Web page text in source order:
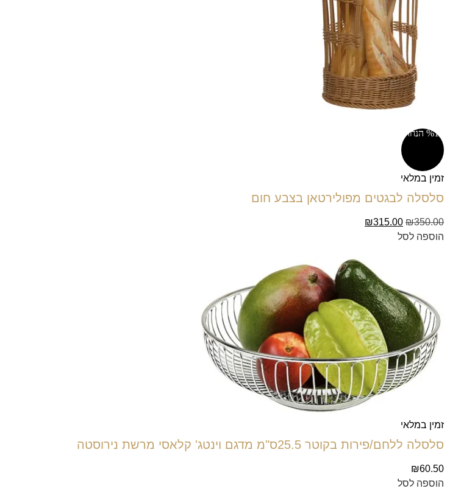
%10 הנחה!
זמין במלאי
סלסלה לבגטים מפולירטאן בצבע חום
₪350.00
₪315.00
הוספה לסל
זמין במלאי
סלסלה ללחם/פירות בקוטר 25.5ס"מ מדגם וינטג' קלאסי מרשת נירוסטה
₪60.50
הוספה לסל